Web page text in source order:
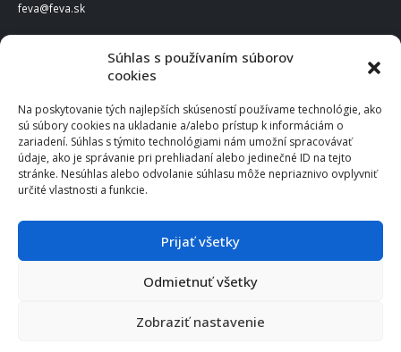
Súhlas s používaním súborov
cookies
Na poskytovanie tých najlepších skúseností používame technológie, ako
sú súbory cookies na ukladanie a/alebo prístup k informáciám o
zariadení. Súhlas s týmito technológiami nám umožní spracovávať
údaje, ako je správanie pri prehliadaní alebo jedinečné ID na tejto
stránke. Nesúhlas alebo odvolanie súhlasu môže nepriaznivo ovplyvniť
určité vlastnosti a funkcie.
Prijať všetky
Odmietnuť všetky
Zobraziť nastavenie
feva@feva.sk
FEVA Slovakia SK s.r.o.
831 04 Bratislava
IČO: 50922688
DIČ: 2120539388
IČ DPH: SK2120539388
Po – Pia: 8:00 – 16:30